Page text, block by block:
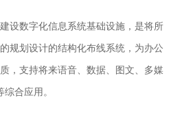
设数字化信息系统基础设施，是将所
规划设计的结构化布线系统，为办公
，支持将来语音、数据、图文、多媒
综合应用。